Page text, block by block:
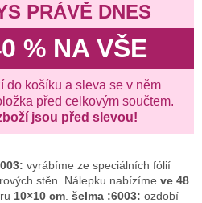
PRÁVĚ DNES
% NA VŠE
do košíku a sleva se v něm
před celkovým součtem.
jsou před slevou!
vyrábíme ze speciálních fólií
stěn. Nálepku nabízíme ve 48
10×10 cm šelma :6003: ozdobí